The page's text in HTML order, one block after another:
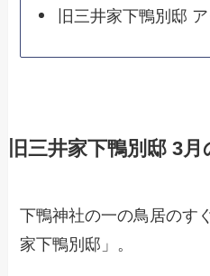
旧三井家下鴨別邸
旧三井家下鴨別邸 3
下鴨神社の一の鳥居のす
家下鴨別邸」。